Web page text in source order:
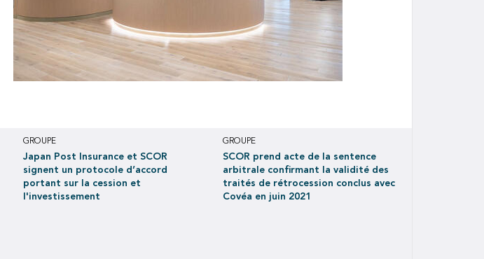
GROUPE
Japan Post Insurance et SCOR
signent un protocole d’accord
portant sur la cession et
l'investissement
GROUPE
SCOR prend acte de la sentence
arbitrale confirmant la validité des
traités de rétrocession conclus avec
Covéa en juin 2021